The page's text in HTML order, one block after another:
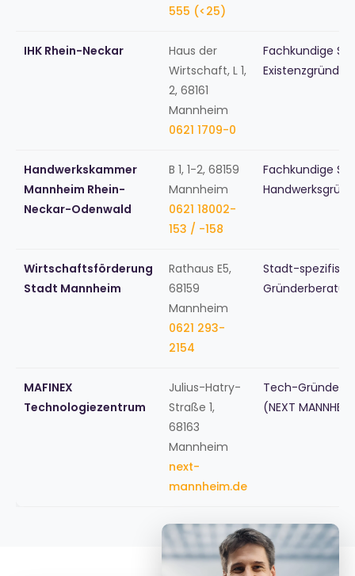
555 (<25)
IHK Rhein-Neckar
Haus der
Wirtschaft, L 1,
2, 68161
Mannheim
0621 1709-0
Fachkundige
Handwerkskammer
Mannheim Rhein-
Neckar-Odenwald
B 1, 1-2, 68159
Mannheim
0621 18002-
153 / -158
Fachkundige
Wirtschaftsförderung
Stadt Mannheim
Rathaus E5,
68159
Mannheim
0621 293-
2154
Stadt-
MAFINEX
Technologiezentrum
Julius-Hatry-
Straße 1,
68163
Mannheim
next-
mannheim.de
Tech-
(NEXT